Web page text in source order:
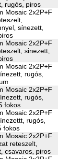
rugós, piros
Mosaic 2x2P+F
sínezett,
Mosaic 2x2P+F
sinezett,
Mosaic 2x2P+F
rugós,
Mosaic 2x2P+F
rugós,
fokos
Mosaic 2x2P+F
rugós,
fokos
Mosaic 2x2P+F
reteszelt,
csavaros, piros